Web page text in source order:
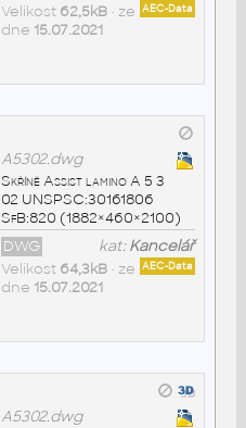
AEC-Data
Velikost 62,5kB• ze
dne 15.07.2021
A5302.dwg
Skříně Assist lamino A 5 3
02 UNSPSC:30161806
SfB:820 (1882×460×2100)
kat:Kancelář
DWG
AEC-Data
Velikost 64,3kB• ze
dne 15.07.2021
A5302.dwg